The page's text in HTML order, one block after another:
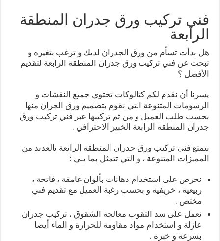
فني تركيب ورق جدران المنطقة
الرابعة
هل بدأت تسأم من ورق الجدران لديك و ترغب بتغيره و
تبحث عن فني تركيب ورق جدران المنطقة الرابعة لتقديم
الأفضل ؟
يسرنا أن نقدم لكم كتالوكات تحتوي جميع النقشات و
الرسومات المتنوعة التي نقوم بتصميم ورق الجران منها
بحسب طلب العميل و من ثم تركيبها عبر فني تركيب ورق
جدران المنطقة الرابعة الخبير الاحترافي .
يتمتع فني تركيب ورق جدران المنطقة الرابعة بالعديد من
المميزات المتنوعة ، و التي تتمثل بما يلي :
نحرص على استخدام دهانات بألوان غامقة ، فاتحة ،
ربيعية ، خريفية و بحسب رغبة العميل مع تقديم فني
مختص .
نعمل على سد الثقوب معالجة الشقوق ، تركيب جدران
عازلة و استخدام مواد مقاومة للحرارة و الماء أيضا
بسرعة و خبرة .